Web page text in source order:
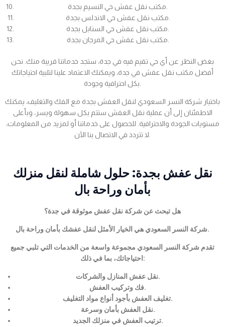
بغض النظر عن أي حي تقيم فيه في جدة، ستجد خدماتنا قريبة منك. نحن
أفضل مكتب نقل عفش في جدة، ويمكنك الاعتماد علينا لتلبية احتياجاتك
باختيار شركة النسر السعودي لنقل العفش بجدة مع الفك والتغليف، يمكنك
الاطمئنان إلى أن عملية نقل العفش ستتم بكل سهولة ويسر، وبأعلى
مستويات الجودة والاحترافية. للحصول على خدماتنا أو لمزيد من المعلومات،
نقل عفش بجدة: حلول شاملة لنقل منزلك
بأمان وراحة بال
هل تبحث عن شركة نقل عفش موثوقة في جدة؟
شركة النسر السعودي هي الخيار الأمثل لنقل عفشك بأمان وراحة بال.
تقدم شركة النسر السعودي مجموعة واسعة من الخدمات التي تلبي جميع
احتياجاتك، بما في ذلك:
نقل عفش المنازل والشركات.
فك وتركيب العفش.
تغليف العفش بأجود أنواع مواد التغليف.
نقل العفش بأمان وسرعة.
ترتيب العفش في منزلك الجديد.